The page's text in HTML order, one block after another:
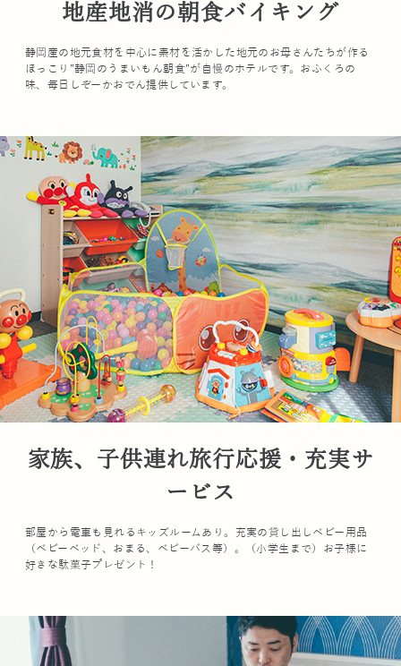
地産地消の朝食バイキング
静岡産の地元食材を中心に素材を活かした地元のお母さんたちが作る
ほっこり”静岡のうまいもん朝食”が自慢のホテルです。おふくろの
味、毎日しぞーかおでん提供しています。
家族、子供連れ旅行応援・充実サ
ービス
部屋から電車も見れるキッズルームあり。充実の貸し出しベビー用品
（ベビーベッド、おまる、ベビーバス等）。（小学生まで）お子様に
好きな駄菓子プレゼント！